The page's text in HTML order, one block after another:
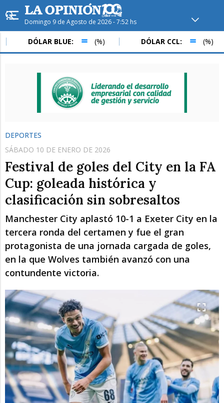
Domingo 9 de Agosto de 2026 - 7:52 hs
Hoy enRafaela ver clima
Mín / Máx
Humedad
Presión
Lun Mar Mié
DÓLAR BLUE: (%) DÓLAR CCL: (%)
DEPORTES
SÁBADO 10 DE ENERO DE 2026
Festival de goles del City en la FA
Cup: goleada histórica y
clasificación sin sobresaltos
Manchester City aplastó 10-1 a Exeter City en la
tercera ronda del certamen y fue el gran
protagonista de una jornada cargada de goles,
en la que Wolves también avanzó con una
contundente victoria.